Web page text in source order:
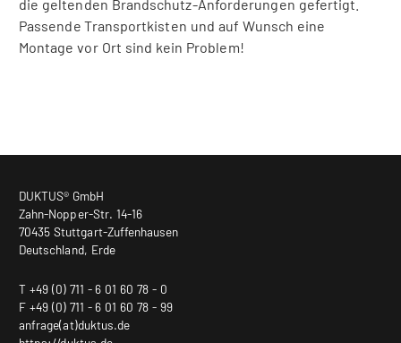
die geltenden Brandschutz-Anforderungen gefertigt.
Passende Transportkisten und auf Wunsch eine
Montage vor Ort sind kein Problem!
DUKTUS® GmbH
Zahn-Nopper-Str. 14-16
70435 Stuttgart-Zuffenhausen
Deutschland, Erde
T +49 (0) 711 - 6 01 60 78 - 0
F +49 (0) 711 - 6 01 60 78 - 99
anfrage(at)duktus.de